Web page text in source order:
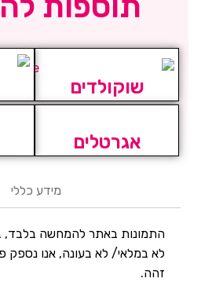
שוקולדים
אגרטלים
מידע כללי
התמונות באתר להמחשה בלבד,
לא במלאי/ לא בעונה, אנו נספק
זהה.